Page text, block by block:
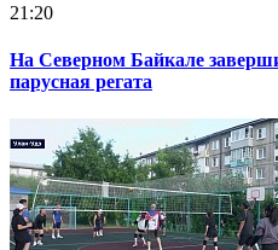
21:20
На Северном Байкале
парусная регата